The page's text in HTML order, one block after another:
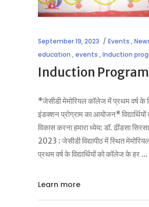
September 19, 2023 Events ,
education ,events ,Induction
Induction
*जेसीडी मेमोरियल कॉलेज में प्रथम वर्ष के
इंडक्शन प्रोग्राम का आयोजन* विद्यार्थियों
विकास करना हमारा ध्येय: डॉ. ढींडसा
2023 : जेसीडी विद्यापीठ में स्थित
प्रथम वर्ष के विद्यार्थियों को कॉलेज के हर
Learn more